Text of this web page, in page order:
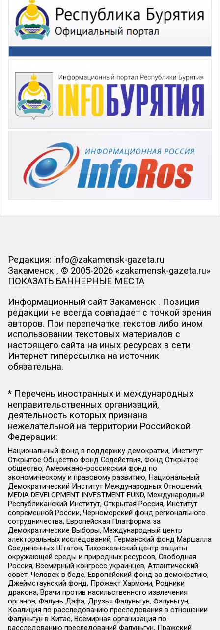
Редакция: info@zakamensk-gazeta.ru
Закаменск , © 2005-2026 «zakamensk-gazeta.ru»
ПОКАЗАТЬ БАННЕРНЫЕ МЕСТА
Информационный сайт Закаменск . Позиция
редакции не всегда совпадает с точкой зрения
авторов. При перепечатке текстов либо ином
использовании текстовых материалов с
настоящего сайта на иных ресурсах в сети
Интернет гиперссылка на источник
обязательна.
* Перечень иностранных и международных
неправительственных организаций,
деятельность которых признана
нежелательной на территории Российской
Федерации:
Национальный фонд в поддержку демократии, Институт
Открытое Общество Фонд Содействия, Фонд Открытое
общество, Американо-российский фонд по
экономическому и правовому развитию, Национальный
Демократический Институт Международных Отношений,
MEDIA DEVELOPMENT INVESTMENT FUND, Международный
Республиканский Институт, Открытая Россия, Институт
современной России, Черноморский фонд регионального
сотрудничества, Европейская Платформа за
Демократические Выборы, Международный центр
электоральных исследований, Германский фонд Маршалла
Соединенных Штатов, Тихоокеанский центр защиты
окружающей среды и природных ресурсов, Свободная
Россия, Всемирный конгресс украинцев, Атлантический
совет, Человек в беде, Европейский фонд за демократию,
Джеймстаунский фонд, Прожект Хармони, Родники
дракона, Врачи против насильственного извлечения
органов, Фалунь Дафа, Друзья Фалуньгун, Фалуньгун,
Коалиция по расследованию преследования в отношении
Фалуньгун в Китае, Всемирная организация по
расследованию преследований Фалуньгун, Пражский